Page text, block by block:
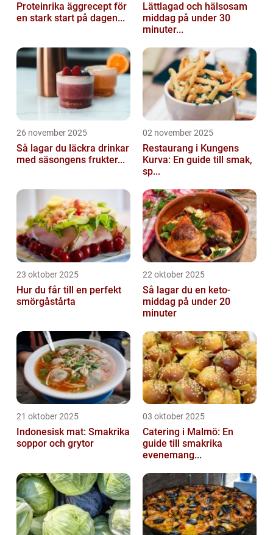
Proteinrika äggrecept för
en stark start på dagen...
Lättlagad och hälsosam
middag på under 30
minuter...
26 november 2025
Så lagar du läckra drinkar
med säsongens frukter...
02 november 2025
Restaurang i Kungens
Kurva: En guide till smak,
sp...
23 oktober 2025
Hur du får till en perfekt
smörgåstårta
22 oktober 2025
Så lagar du en keto-
middag på under 20
minuter
21 oktober 2025
Indonesisk mat: Smakrika
soppor och grytor
03 oktober 2025
Catering i Malmö: En
guide till smakrika
evenemang...